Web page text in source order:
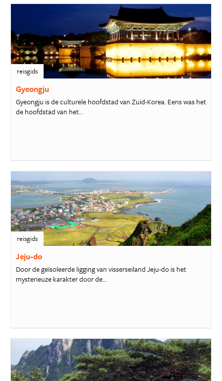
reisgids
Gyeongju
Gyeongju is de culturele hoofdstad van Zuid-Korea. Eens was het
de hoofdstad van het...
reisgids
Jeju-do
Door de geïsoleerde ligging van visserseiland Jeju-do is het
mysterieuze karakter door de...